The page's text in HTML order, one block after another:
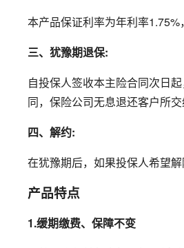
本产品保证利率为年利率
三、犹豫期退保:
自投保人签收本主险合同次日
同，保险公司无息退还客户所交
四、解约:
在犹豫期后，如果投保人希望
产品特点
1.缓期缴费、保障不变